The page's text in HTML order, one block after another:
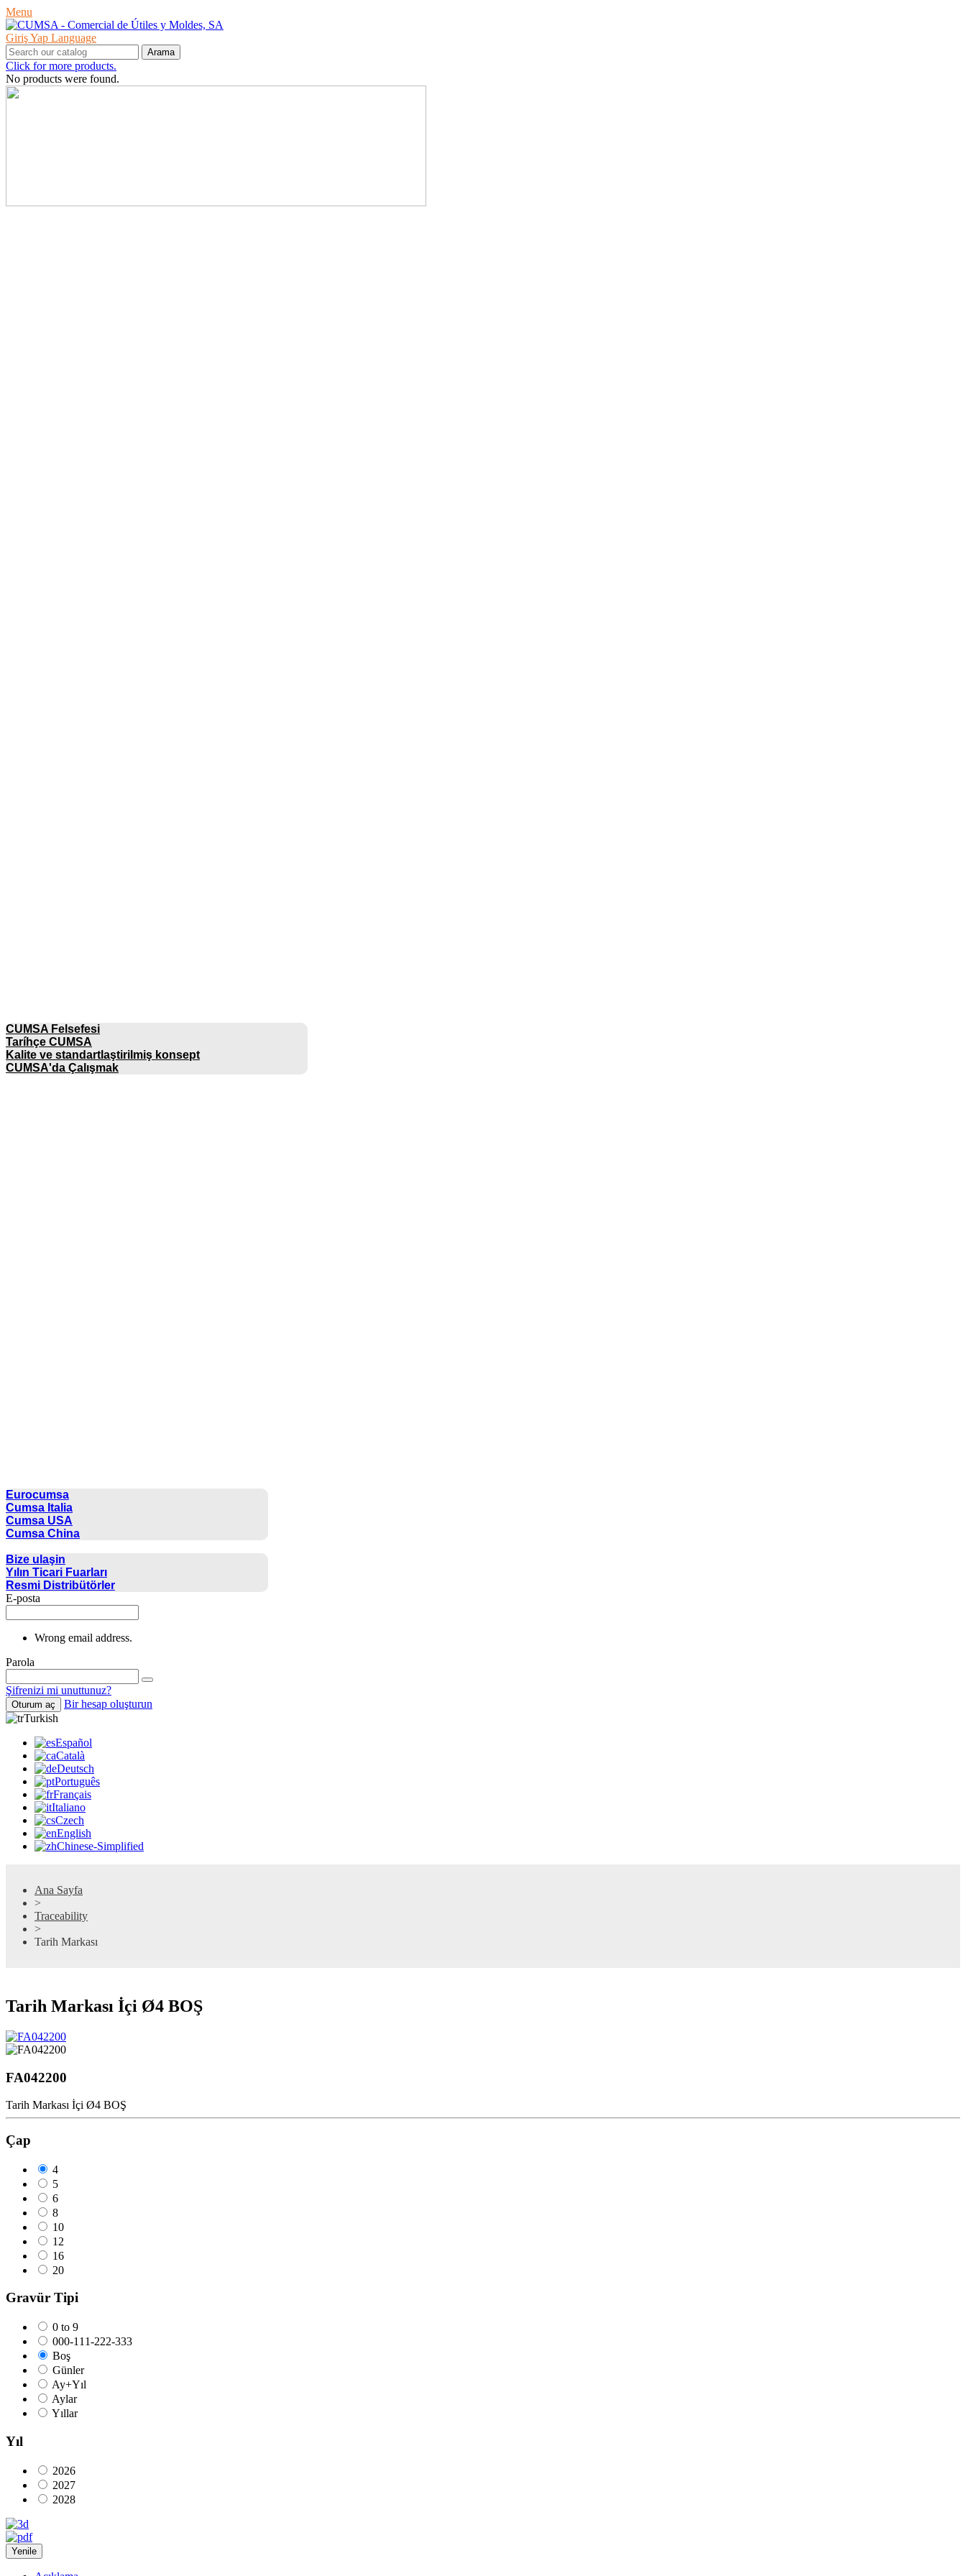
Menu
Giriş Yap Language
Arama
Click for more products.
No products were found.
CUMSA Felsefesi
Taríhçe CUMSA
Kalite ve standartlaştirilmiş konsept
CUMSA'da Çalışmak
Eurocumsa
Cumsa Italia
Cumsa USA
Cumsa China
Bize ulaşin
Yılın Ticari Fuarları
Resmi Distribütörler
E-posta
Wrong email address.
Parola
Şifrenizi mi unuttunuz?
Oturum aç
Bir hesap oluşturun
Turkish
Español
Català
Deutsch
Português
Français
Italiano
Czech
English
Chinese-Simplified
Ana Sayfa
>
Traceability
>
Tarih Markası
Tarih Markası İçi Ø4 BOŞ
FA042200
Tarih Markası İçi Ø4 BOŞ
Çap
4
5
6
8
10
12
16
20
Gravür Tipi
0 to 9
000-111-222-333
Boş
Günler
Ay+Yıl
Aylar
Yıllar
Yıl
2026
2027
2028